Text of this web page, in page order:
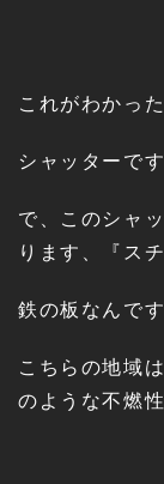
これがわかっ
シャッターです
で、このシャ
ります、『ス
鉄の板なんです
こちらの地域
のような不燃